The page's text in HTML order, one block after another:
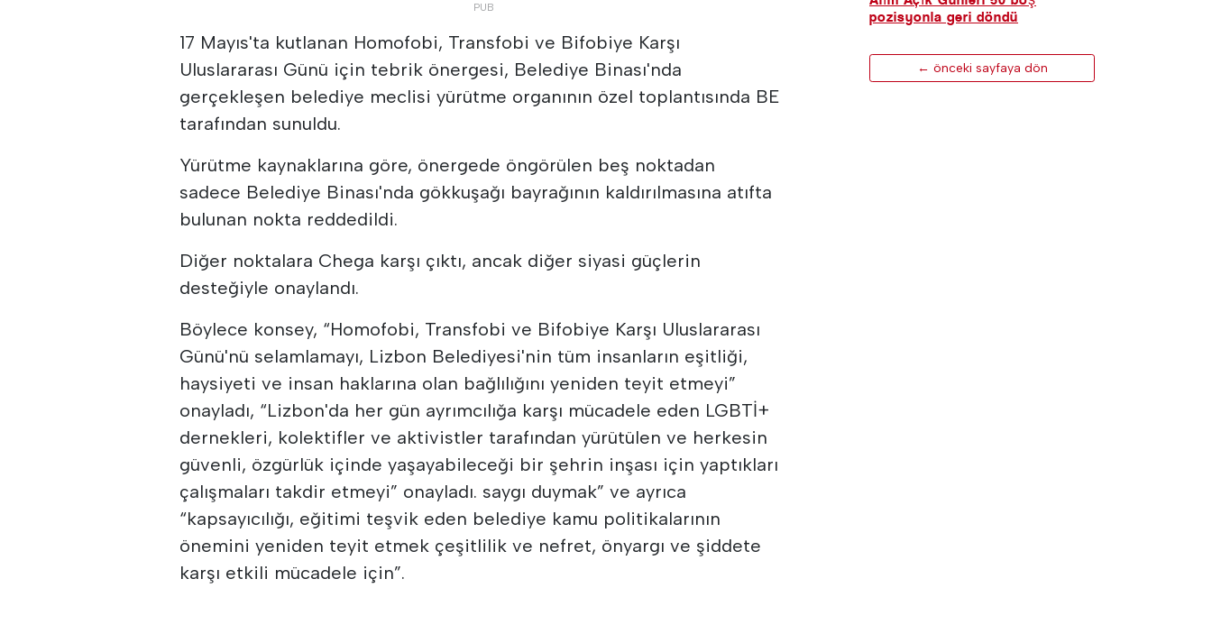
17 Mayıs'ta kutlanan Homofobi, Transfobi ve Bifobiye Karşı
Uluslararası Günü için tebrik önergesi, Belediye Binası'nda
gerçekleşen belediye meclisi yürütme organının özel toplantısında BE
tarafından sunuldu.
Yürütme kaynaklarına göre, önergede öngörülen beş noktadan
sadece Belediye Binası'nda gökkuşağı bayrağının kaldırılmasına atıfta
bulunan nokta reddedildi.
Diğer noktalara Chega karşı çıktı, ancak diğer siyasi güçlerin
desteğiyle onaylandı.
Böylece konsey, “Homofobi, Transfobi ve Bifobiye Karşı Uluslararası
Günü'nü selamlamayı, Lizbon Belediyesi'nin tüm insanların eşitliği,
haysiyeti ve insan haklarına olan bağlılığını yeniden teyit etmeyi”
onayladı, “Lizbon'da her gün ayrımcılığa karşı mücadele eden LGBTİ+
dernekleri, kolektifler ve aktivistler tarafından yürütülen ve herkesin
güvenli, özgürlük içinde yaşayabileceği bir şehrin inşası için yaptıkları
çalışmaları takdir etmeyi” onayladı. saygı duymak” ve ayrıca
“kapsayıcılığı, eğitimi teşvik eden belediye kamu politikalarının
önemini yeniden teyit etmek çeşitlilik ve nefret, önyargı ve şiddete
karşı etkili mücadele için”.
pozisyonla geri döndü
← önceki sayfaya dön